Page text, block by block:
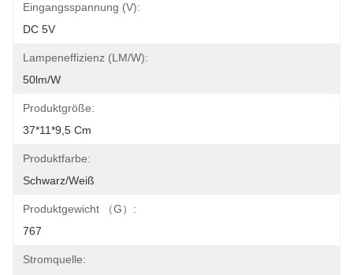
Eingangsspannung (v):
DC 5V
Lampeneffizienz (LM/W):
50lm/W
Produktgröße:
37*11*9,5 Cm
Produktfarbe:
Schwarz/Weiß
Produktgewicht （g）:
767
Stromquelle: